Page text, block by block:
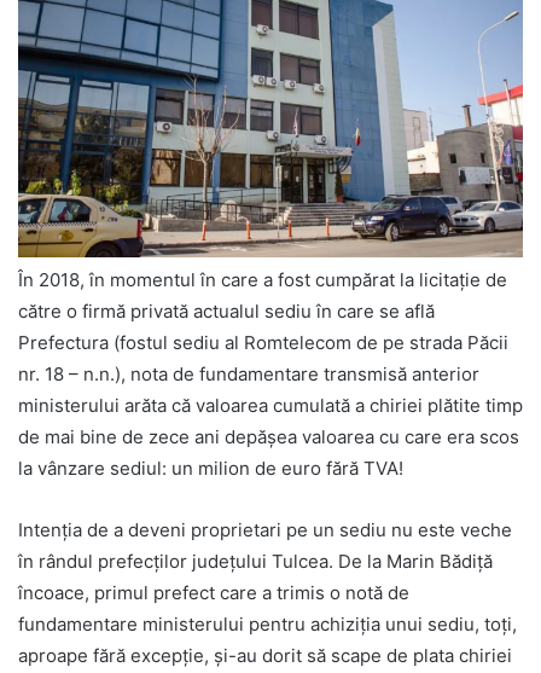
În 2018, în momentul în care a fost cumpărat la licitaţie de
către o firmă privată actualul sediu în care se află
Prefectura (fostul sediu al Romtelecom de pe strada Păcii
nr. 18 – n.n.), nota de fundamentare transmisă anterior
ministerului arăta că valoarea cumulată a chiriei plătite timp
de mai bine de zece ani depăşea valoarea cu care era scos
la vânzare sediul: un milion de euro fără TVA!
Intenţia de a deveni proprietari pe un sediu nu este veche
în rândul prefecţilor judeţului Tulcea. De la Marin Bădiţă
încoace, primul prefect care a trimis o notă de
fundamentare ministerului pentru achiziţia unui sediu, toţi,
aproape fără excepţie, şi-au dorit să scape de plata chiriei